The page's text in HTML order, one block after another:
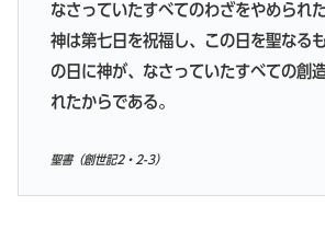
なさっていたすべてのわざをやめられた
神は第七日を祝福し、この日を聖なる
の日に神が、なさっていたすべての創
れたからである。
聖書（創世記2・2-3）